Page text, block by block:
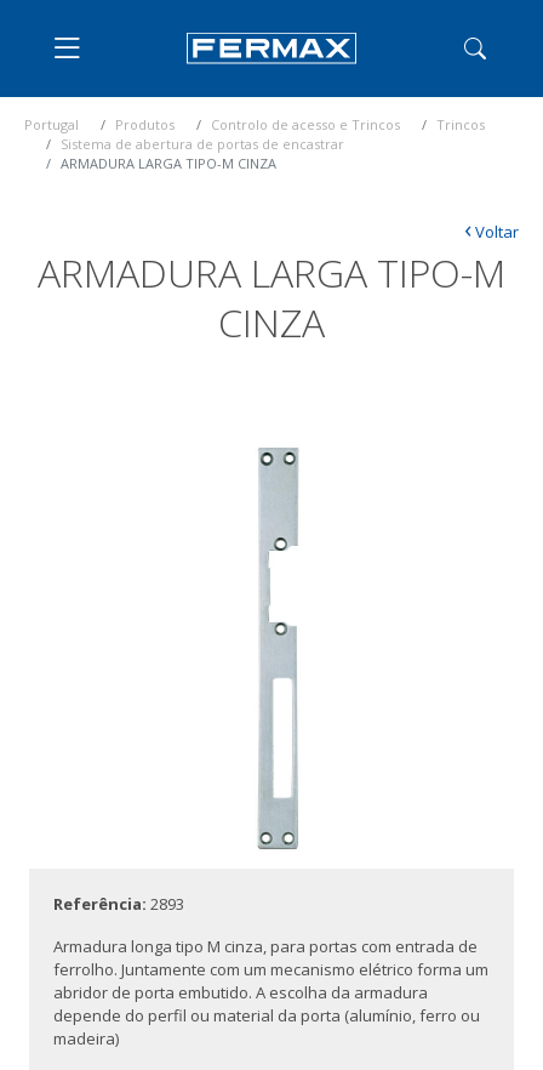
Portugal Produtos Controlo de acesso e Trincos
Trincos
Sistema de abertura de portas de encastrar
ARMADURA LARGA TIPO-M CINZA
ARMADURA LARGA TIPO-M
CINZA
‹Voltar
Referência: 2893
Armadura longa tipo M cinza, para portas com entrada de
ferrolho. Juntamente com um mecanismo elétrico forma um
abridor de porta embutido. A escolha da armadura
depende do perfil ou material da porta (alumínio, ferro ou
madeira)